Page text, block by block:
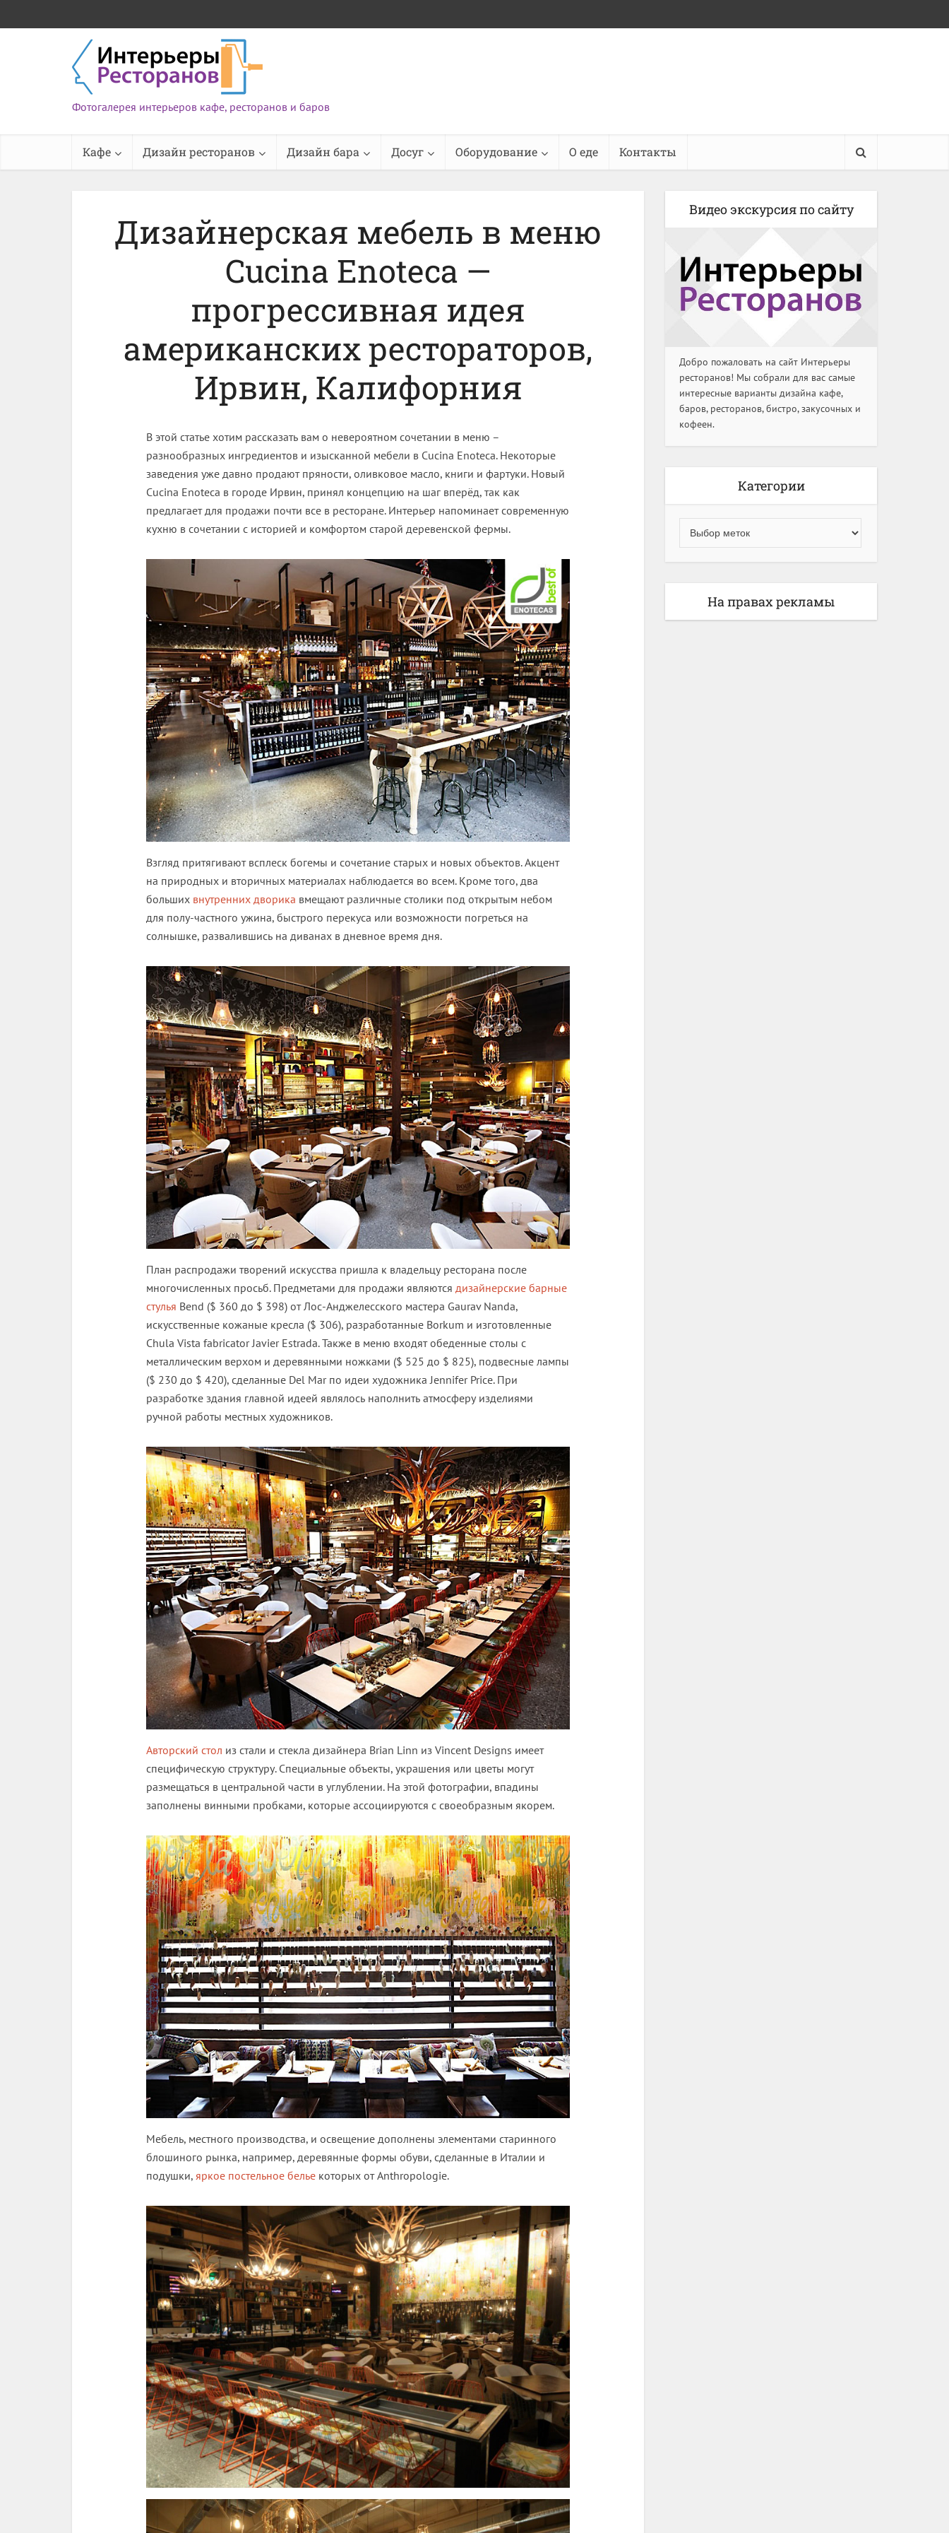
Фотогалерея интерьеров кафе, ресторанов и баров
Кафе Дизайн ресторанов Дизайн бара Досуг Оборудование О еде Контакты
Дизайнерская мебель в меню
Cucina Enoteca —
прогрессивная идея
американских рестораторов,
Ирвин, Калифорния
В этой статье хотим рассказать вам о невероятном сочетании в меню –
разнообразных ингредиентов и изысканной мебели в Cucina Enoteca. Некоторые
заведения уже давно продают пряности, оливковое масло, книги и фартуки. Новый
Cucina Enoteca в городе Ирвин, принял концепцию на шаг вперёд, так как
предлагает для продажи почти все в ресторане. Интерьер напоминает современную
кухню в сочетании с историей и комфортом старой деревенской фермы.
Взгляд притягивают всплеск богемы и сочетание старых и новых объектов. Акцент
на природных и вторичных материалах наблюдается во всем. Кроме того, два
больших внутренних дворика вмещают различные столики под открытым небом
для полу-частного ужина, быстрого перекуса или возможности погреться на
солнышке, развалившись на диванах в дневное время дня.
План распродажи творений искусства пришла к владельцу ресторана после
многочисленных просьб. Предметами для продажи являются дизайнерские барные
стулья Bend ($ 360 до $ 398) от Лос-Анджелесского мастера Gaurav Nanda,
искусственные кожаные кресла ($ 306), разработанные Borkum и изготовленные
Chula Vista fabricator Javier Estrada. Также в меню входят обеденные столы с
металлическим верхом и деревянными ножками ($ 525 до $ 825), подвесные лампы
($ 230 до $ 420), сделанные Del Mar по идеи художника Jennifer Price. При
разработке здания главной идеей являлось наполнить атмосферу изделиями
ручной работы местных художников.
Авторский стол из стали и стекла дизайнера Brian Linn из Vincent Designs имеет
специфическую структуру. Специальные объекты, украшения или цветы могут
размещаться в центральной части в углублении. На этой фотографии, впадины
заполнены винными пробками, которые ассоциируются с своеобразным якорем.
Мебель, местного производства, и освещение дополнены элементами старинного
блошиного рынка, например, деревянные формы обуви, сделанные в Италии и
подушки, яркое постельное белье которых от Anthropologie.
Видео экскурсия по сайту
Добро пожаловать на сайт Интерьеры
ресторанов! Мы собрали для вас самые
интересные варианты дизайна кафе,
баров, ресторанов, бистро, закусочных и
кофеен.
Категории
На правах рекламы